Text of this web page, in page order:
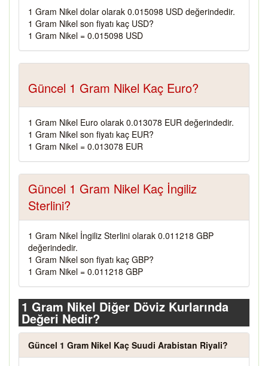
1 Gram Nikel dolar olarak 0.015098 USD değerindedir.
1 Gram Nikel son fiyatı kaç USD?
1 Gram Nikel = 0.015098 USD
Güncel 1 Gram Nikel Kaç Euro?
1 Gram Nikel Euro olarak 0.013078 EUR değerindedir.
1 Gram Nikel son fiyatı kaç EUR?
1 Gram Nikel = 0.013078 EUR
Güncel 1 Gram Nikel Kaç İngiliz
Sterlini?
1 Gram Nikel İngiliz Sterlini olarak 0.011218 GBP
değerindedir.
1 Gram Nikel son fiyatı kaç GBP?
1 Gram Nikel = 0.011218 GBP
1 Gram Nikel Diğer Döviz Kurlarında
Değeri Nedir?
Güncel 1 Gram Nikel Kaç Suudi Arabistan Riyali?